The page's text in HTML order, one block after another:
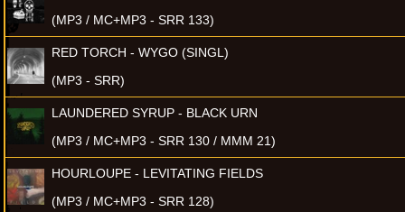
(MP3 / MC+MP3 - SRR 133)
RED TORCH - WYGO (SINGL)
(MP3 - SRR)
LAUNDERED SYRUP - BLACK URN
(MP3 / MC+MP3 - SRR 130 / MMM 21)
HOURLOUPE - LEVITATING FIELDS
(MP3 / MC+MP3 - SRR 128)